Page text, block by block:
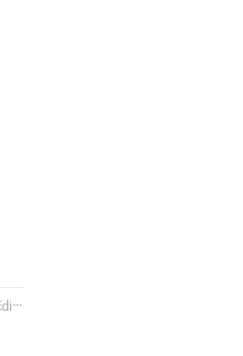
Michael G. Newman DDS (Editor), Irina Dragan (Editor), Satheesh Elangovan BDS DSc DMSc (Editor), Archana K. Karan (Editor)